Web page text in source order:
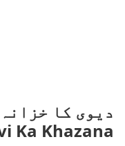
دیوی کا
Ka Khazana